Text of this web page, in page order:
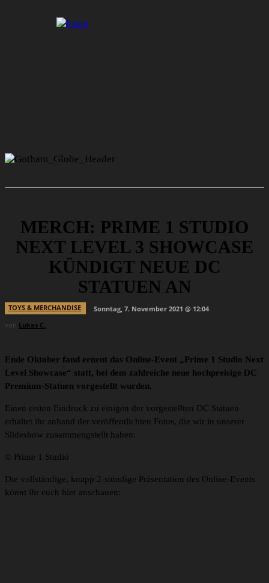
MERCH: PRIME 1 STUDIO
NEXT LEVEL 3 SHOWCASE
KÜNDIGT NEUE DC
STATUEN AN
TOYS & MERCHANDISE
Sonntag, 7. November 2021 @ 12:04
von Lukas C.
Ende Oktober fand erneut das Online-Event „Prime 1 Studio Next
Level Showcase“ statt, bei dem zahlreiche neue hochpreisige DC
Premium-Statuen vorgestellt wurden.
Einen ersten Eindruck zu einigen der vorgestellten DC Statuen
erhaltet ihr anhand der veröffentlichten Fotos, die wir in unserer
Slideshow zusammengstellt haben:
© Prime 1 Studio
Die vollständige, knapp 2-stündige Präsentation des Online-Events
könnt ihr euch hier anschauen: